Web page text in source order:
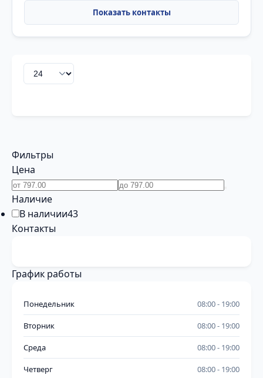
Фильтры
Цена
Наличие
В наличии43
Контакты
График работы
Понедельник 08:00 19:00
Вторник 08:00 19:00
Среда 08:00 19:00
Четверг 08:00 19:00